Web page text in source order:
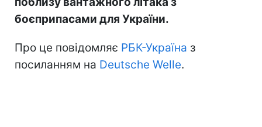
боєприпасами для України.
Про це повідомляє РБК-Україна з
посиланням на Deutsche Welle.